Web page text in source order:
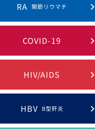
床 先生方の声の一覧に戻る
RA 関節リウマチ
COVID-19
HIV/AIDS
HBV B型肝炎